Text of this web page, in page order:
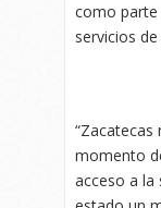
como parte
servicios de
“Zacatecas
momento
acceso a la